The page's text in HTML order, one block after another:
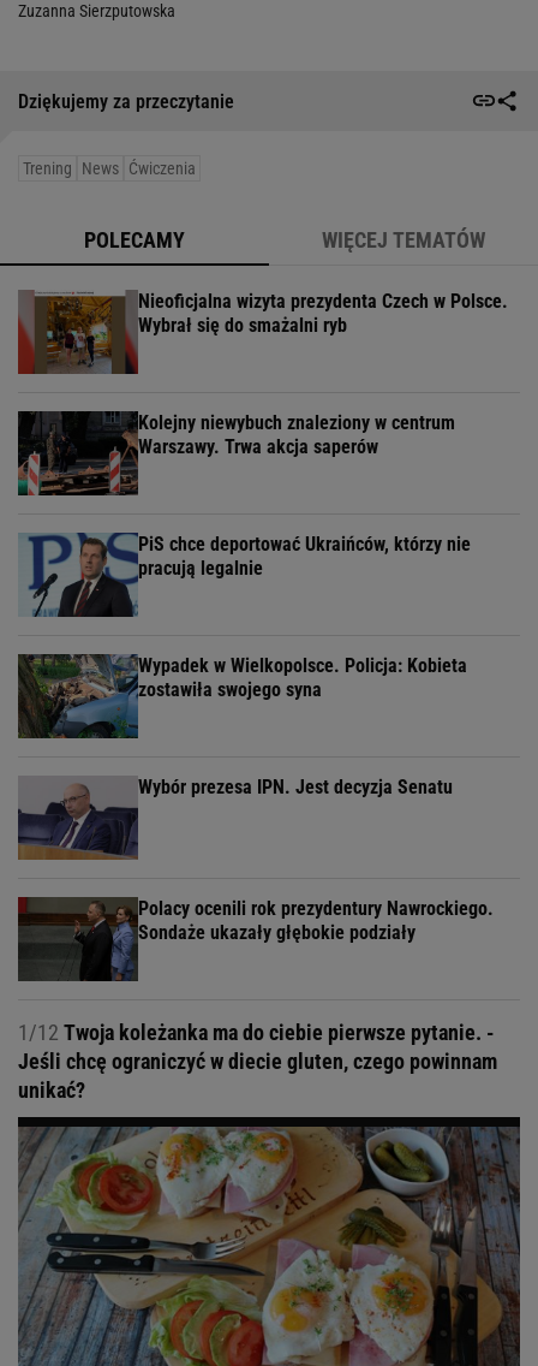
Zuzanna Sierzputowska
Dziękujemy za przeczytanie
Trening News Ćwiczenia
POLECAMY WIĘCEJ TEMATÓW
Nieoficjalna wizyta prezydenta Czech w Polsce.
Wybrał się do smażalni ryb
Kolejny niewybuch znaleziony w centrum
Warszawy. Trwa akcja saperów
PiS chce deportować Ukraińców, którzy nie
pracują legalnie
Wypadek w Wielkopolsce. Policja: Kobieta
zostawiła swojego syna
Wybór prezesa IPN. Jest decyzja Senatu
Polacy ocenili rok prezydentury Nawrockiego.
Sondaże ukazały głębokie podziały
1/12 Twoja koleżanka ma do ciebie pierwsze pytanie. -
Jeśli chcę ograniczyć w diecie gluten, czego powinnam
unikać?